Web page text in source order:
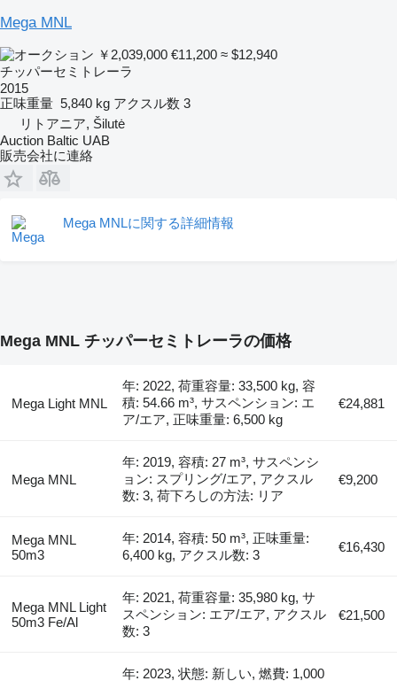
Mega MNL
￥2,039,000 €11,200 ≈ $12,940
チッパーセミトレーラ
2015
正味重量 5,840 kg アクスル数 3
リトアニア, Šilutė
Auction Baltic UAB
販売会社に連絡
Mega MNLに関する詳細情報
Mega MNL チッパーセミトレーラの価格
Mega Light MNL
年: 2022, 荷重容量: 33,500 kg, 容
積: 54.66 m³, サスペンション: エ
ア/エア, 正味重量: 6,500 kg
€24,881
Mega MNL
年: 2019, 容積: 27 m³, サスペンシ
ョン: スプリング/エア, アクスル
数: 3, 荷下ろしの方法: リア
€9,200
Mega MNL
50m3
年: 2014, 容積: 50 m³, 正味重量:
6,400 kg, アクスル数: 3
€16,430
Mega MNL Light
50m3 Fe/Al
年: 2021, 荷重容量: 35,980 kg, サ
スペンション: エア/エア, アクスル
数: 3
€21,500
年: 2023, 状態: 新しい, 燃費: 1,000